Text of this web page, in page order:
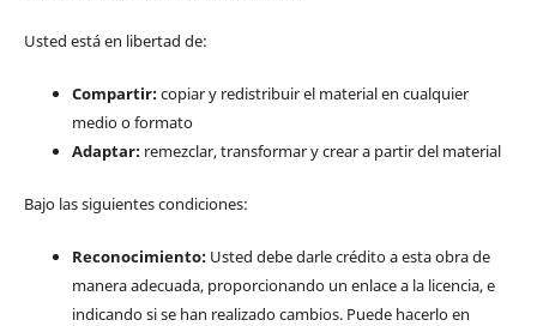
Usted está en libertad de:
Compartir:copiar y redistribuir el material en cualquier
medio o formato
Adaptar:remezclar, transformar y crear a partir del material
Bajo las siguientes condiciones:
Reconocimiento:Usted debe darle crédito a esta obra de
manera adecuada, proporcionando un enlace a la licencia, e
indicando si se han realizado cambios. Puede hacerlo en